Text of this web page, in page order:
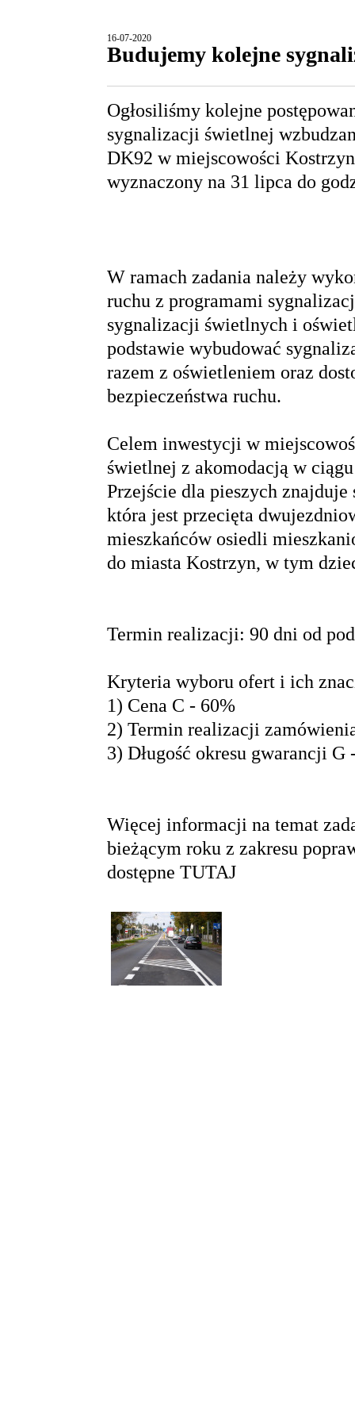
16-07-2020
Budujemy kolejne
Ogłosiliśmy kolejne
sygnalizacji świetlnej
DK92 w miejscowości
wyznaczony na 31 lipca do
W ramach zadania należy
ruchu z programami
sygnalizacji świetlnych i
podstawie wybudować
razem z oświetleniem oraz
bezpieczeństwa ruchu.
Celem inwestycji w
świetlnej z akomodacją w
Przejście dla pieszych
która jest przecięta
mieszkańców osiedli
do miasta Kostrzyn, w tym
Termin realizacji: 90 dni od
Kryteria wyboru ofert i ich
1) Cena C - 60%
2) Termin realizacji
3) Długość okresu gwarancji G
Więcej informacji na temat
bieżącym roku z zakresu
dostępne TUTAJ